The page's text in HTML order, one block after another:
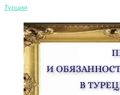
Турции